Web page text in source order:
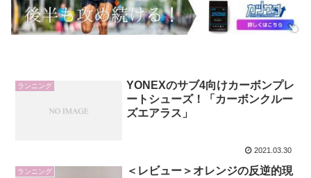
ランニング
YONEXのサブ4向けカーボンプレ
ートシューズ！「カーボンクルー
ズエアラス」
2021.03.30
ランニング
＜レビュー＞オレンジの反逆的現